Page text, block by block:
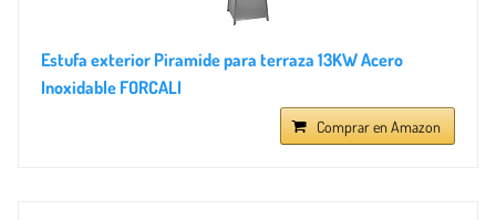
Estufa exterior Piramide para terraza 13KW Acero
Inoxidable FORCALI
Comprar en Amazon